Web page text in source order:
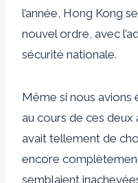
l’année, Hong Kong
nouvel ordre, avec
sécurité nationale.
Même si nous avions
au cours de ces deux
avait tellement de
encore
semblaient